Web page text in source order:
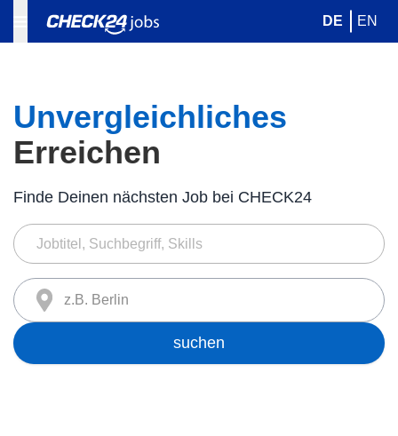
DE EN
Unvergleichliches
Erreichen
Finde Deinen nächsten Job bei CHECK24
z.B. Berlin
suchen